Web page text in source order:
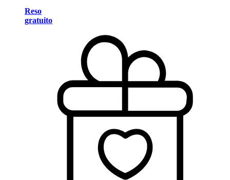
Reso
gratuito